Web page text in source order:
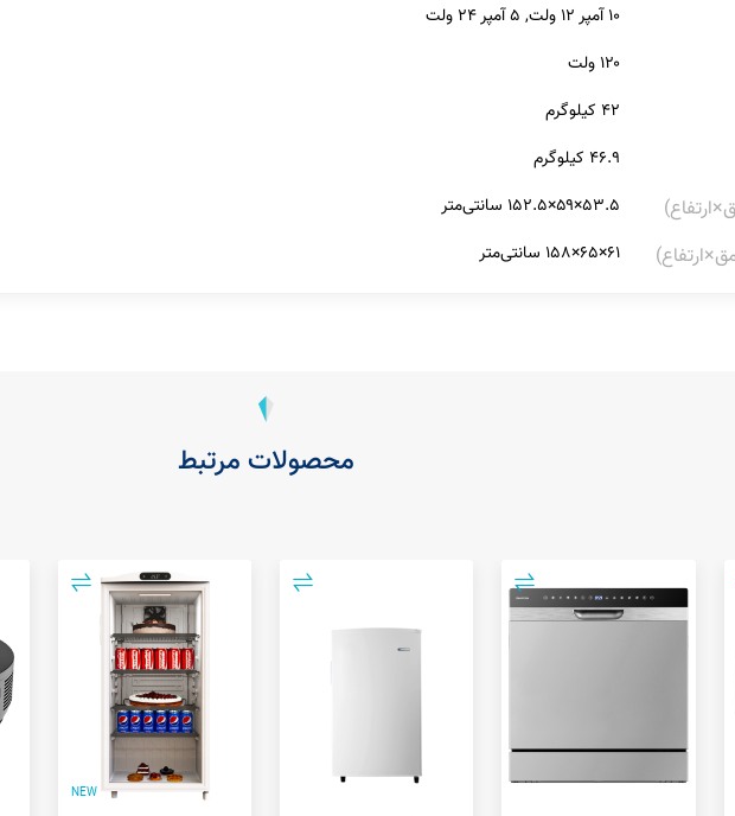
۱۰ آمپر ۱۲ ولت, ۵ آمپر ۲۴ ولت
۱۲۰ ولت
۴۲ کیلوگرم
۴۶.۹ کیلوگرم
۵۳.۵×۵۹×۱۵۲.۵ سانتی‌متر
۶۱×۶۵×۱۵۸ سانتی‌متر
محصولات مرتبط
NEW